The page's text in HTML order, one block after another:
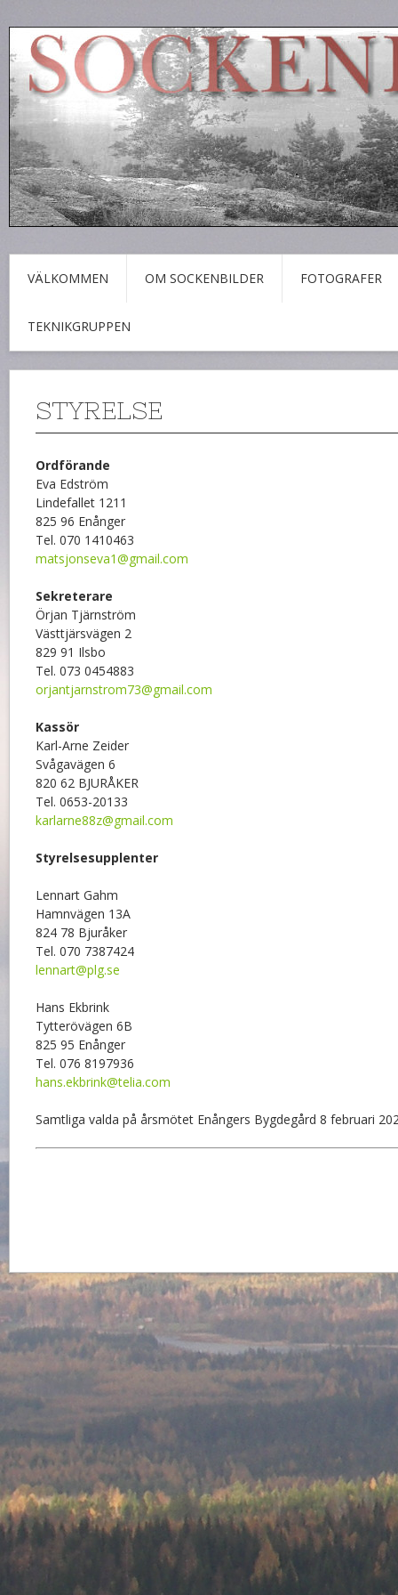
VÄLKOMMEN OM SOCKENBILDER FOTOGRAFER
TEKNIKGRUPPEN
STYRELSE
Ordförande
Eva Edström
Lindefallet 1211
825 96 Enånger
Tel. 070 1410463
matsjonseva1@gmail.com
Sekreterare
Örjan Tjärnström
Västtjärsvägen 2
829 91 Ilsbo
Tel. 073 0454883
orjantjarnstrom73@gmail.com
Kassör
Karl-Arne Zeider
Svågavägen 6
820 62 BJURÅKER
Tel. 0653-20133
karlarne88z@gmail.com
Styrelsesupplenter
Lennart Gahm
Hamnvägen 13A
824 78 Bjuråker
Tel. 070 7387424
lennart@plg.se
Hans Ekbrink
Tytterövägen 6B
825 95 Enånger
Tel. 076 8197936
hans.ekbrink@telia.com
Samtliga valda på årsmötet Enångers Bygdegård 8 februari